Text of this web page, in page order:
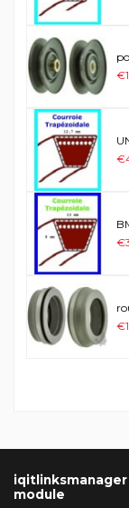
iqitlinksmanager
module